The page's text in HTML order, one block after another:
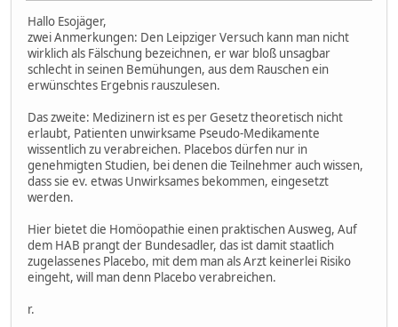
Hallo Esojäger,
zwei Anmerkungen: Den Leipziger Versuch kann man nicht
wirklich als Fälschung bezeichnen, er war bloß unsagbar
schlecht in seinen Bemühungen, aus dem Rauschen ein
erwünschtes Ergebnis rauszulesen.
Das zweite: Medizinern ist es per Gesetz theoretisch nicht
erlaubt, Patienten unwirksame Pseudo-Medikamente
wissentlich zu verabreichen. Placebos dürfen nur in
genehmigten Studien, bei denen die Teilnehmer auch wissen,
dass sie ev. etwas Unwirksames bekommen, eingesetzt
werden.
Hier bietet die Homöopathie einen praktischen Ausweg, Auf
dem HAB prangt der Bundesadler, das ist damit staatlich
zugelassenes Placebo, mit dem man als Arzt keinerlei Risiko
eingeht, will man denn Placebo verabreichen.
r.